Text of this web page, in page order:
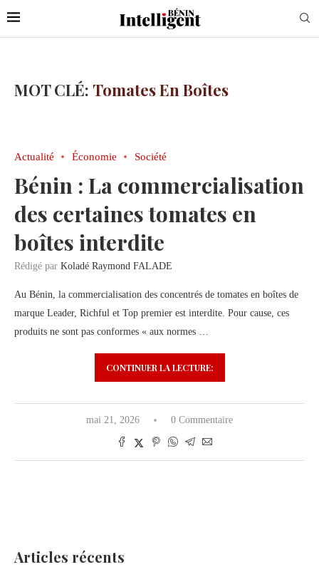
MOT CLÉ: Tomates En Boîtes
Actualité Économie Société
Bénin : La commercialisation
des certaines tomates en
boîtes interdite
Rédigé par Koladé Raymond FALADE
Au Bénin, la commercialisation des concentrés de tomates en boîtes de
marque Leader, Richful et Top premier est interdite. Pour cause, ces
produits ne sont pas conformes « aux normes …
CONTINUER LA LECTURE:
mai 21, 2026 0 Commentaire
Articles récents